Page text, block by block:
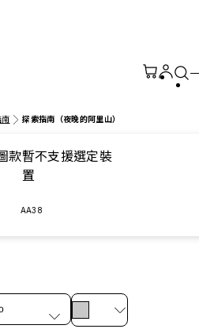
南 探索指南（夜晚的阿里山）
款暫不支援選定裝
置
AA38